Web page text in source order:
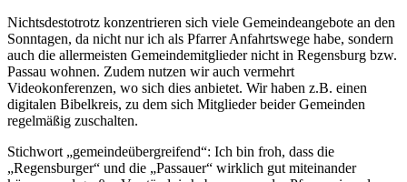
Nichtsdestotrotz konzentrieren sich viele Gemeindeangebote an den
Sonntagen, da nicht nur ich als Pfarrer Anfahrtswege habe, sondern
auch die allermeisten Gemeindemitglieder nicht in Regensburg bzw.
Passau wohnen. Zudem nutzen wir auch vermehrt
Videokonferenzen, wo sich dies anbietet. Wir haben z.B. einen
digitalen Bibelkreis, zu dem sich Mitglieder beider Gemeinden
regelmäßig zuschalten.
Stichwort „gemeindeübergreifend“: Ich bin froh, dass die
„Regensburger“ und die „Passauer“ wirklich gut miteinander